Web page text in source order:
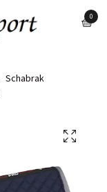
0
Schabrak